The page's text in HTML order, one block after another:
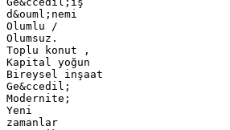
d&ouml;nemi
Olumlu /
Olumsuz.
Toplu konut ,
Kapital yoğun
Bireysel inşaat
Ge&ccedil;
Modernite;
Yeni
zamanlar